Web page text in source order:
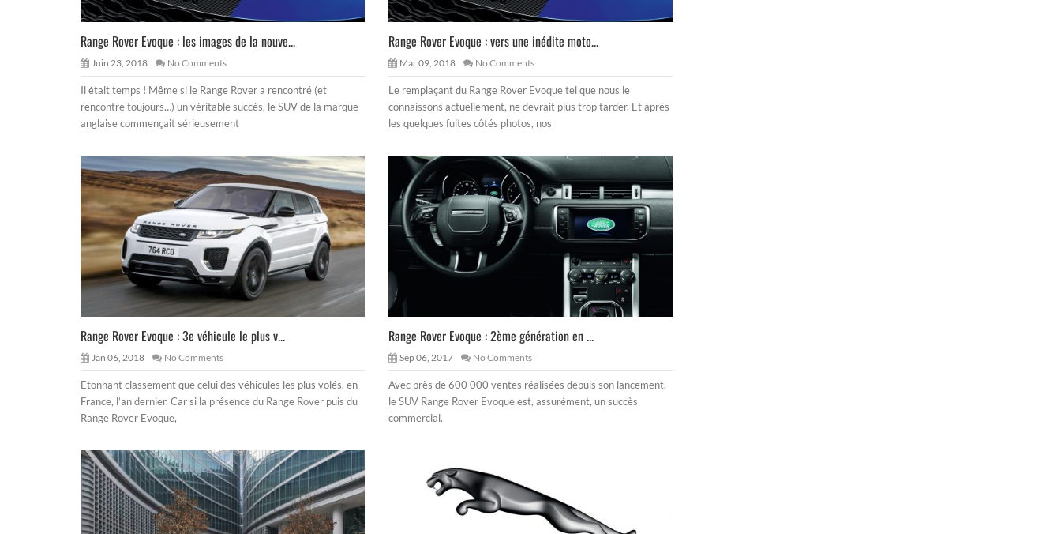
Range Rover Evoque : les images de la nouve...
Juin 23, 2018 No Comments
Il était temps ! Même si le Range Rover a rencontré (et
rencontre toujours…) un véritable succès, le SUV de la marque
anglaise commençait sérieusement
Range Rover Evoque : vers une inédite moto...
Mar 09, 2018 No Comments
Le remplaçant du Range Rover Evoque tel que nous le
connaissons actuellement, ne devrait plus trop tarder. Et après
les quelques fuites côtés photos, nos
Range Rover Evoque : 3e véhicule le plus v...
Jan 06, 2018 No Comments
Etonnant classement que celui des véhicules les plus volés, en
France, l’an dernier. Car si la présence du Range Rover puis du
Range Rover Evoque,
Range Rover Evoque : 2ème génération en ...
Sep 06, 2017 No Comments
Avec près de 600 000 ventes réalisées depuis son lancement,
le SUV Range Rover Evoque est, assurément, un succès
commercial.